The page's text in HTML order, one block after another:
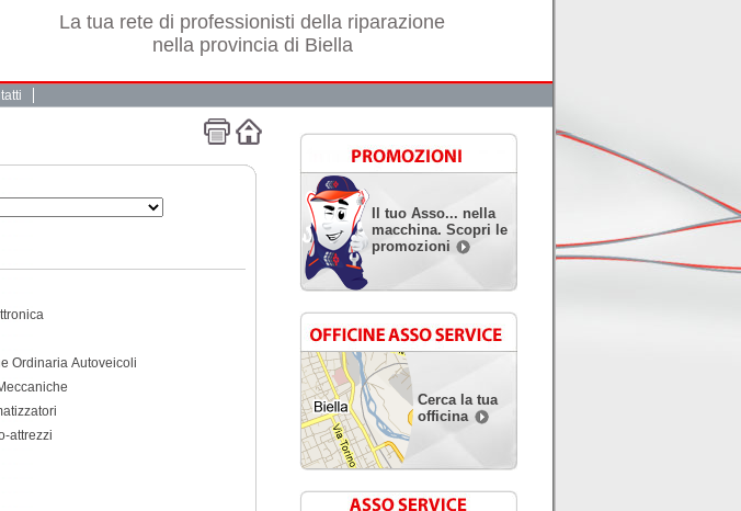
La tua rete di professionisti della riparazione
nella provincia di Biella
Ordinaria Autoveicoli
attrezzi
Il tuo Asso... nella
macchina. Scopri le
promozioni
Cerca la tua
officina